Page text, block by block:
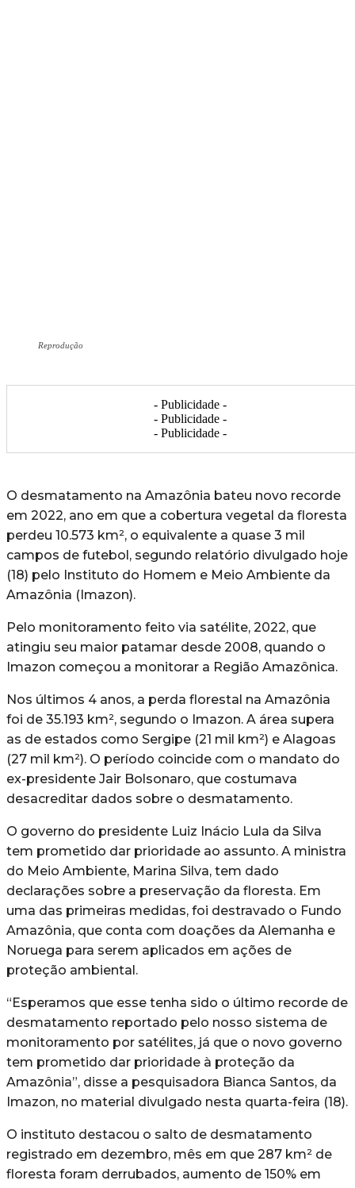
Reprodução
- Publicidade -
- Publicidade -
- Publicidade -
O desmatamento na Amazônia bateu novo recorde
em 2022, ano em que a cobertura vegetal da floresta
perdeu 10.573 km², o equivalente a quase 3 mil
campos de futebol, segundo relatório divulgado hoje
(18) pelo Instituto do Homem e Meio Ambiente da
Amazônia (Imazon).
Pelo monitoramento feito via satélite, 2022, que
atingiu seu maior patamar desde 2008, quando o
Imazon começou a monitorar a Região Amazônica.
Nos últimos 4 anos, a perda florestal na Amazônia
foi de 35.193 km², segundo o Imazon. A área supera
as de estados como Sergipe (21 mil km²) e Alagoas
(27 mil km²). O período coincide com o mandato do
ex-presidente Jair Bolsonaro, que costumava
desacreditar dados sobre o desmatamento.
O governo do presidente Luiz Inácio Lula da Silva
tem prometido dar prioridade ao assunto. A ministra
do Meio Ambiente, Marina Silva, tem dado
declarações sobre a preservação da floresta. Em
uma das primeiras medidas, foi destravado o Fundo
Amazônia, que conta com doações da Alemanha e
Noruega para serem aplicados em ações de
proteção ambiental.
“Esperamos que esse tenha sido o último recorde de
desmatamento reportado pelo nosso sistema de
monitoramento por satélites, já que o novo governo
tem prometido dar prioridade à proteção da
Amazônia”, disse a pesquisadora Bianca Santos, da
Imazon, no material divulgado nesta quarta-feira (18).
O instituto destacou o salto de desmatamento
registrado em dezembro, mês em que 287 km² de
floresta foram derrubados, aumento de 150% em